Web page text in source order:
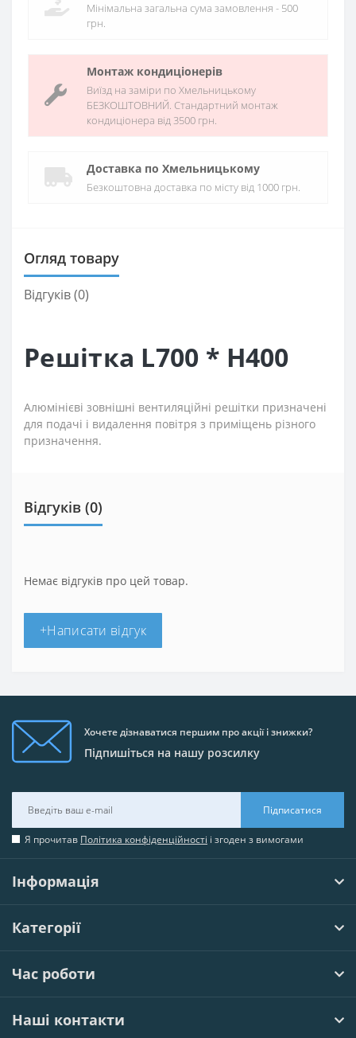
Мінімальна загальна сума замовлення - 500
грн.
Монтаж кондиціонерів
Виїзд на заміри по Хмельницькому
БЕЗКОШТОВНИЙ. Стандартний монтаж
кондиціонера від 3500 грн.
Доставка по Хмельницькому
Безкоштовна доставка по місту від 1000 грн.
Огляд товару
Відгуків (0)
Решітка L700 * H400
Алюмінієві зовнішні вентиляційні решітки призначені
для подачі і видалення повітря з приміщень різного
призначення.
Відгуків (0)
Немає відгуків про цей товар.
+Написати відгук
Хочете дізнаватися першим про акції і знижки?
Підпишіться на нашу розсилку
Підписатися
Я прочитав Політика конфіденційності і згоден з вимогами
Інформація
Категорії
Час роботи
Наші контакти